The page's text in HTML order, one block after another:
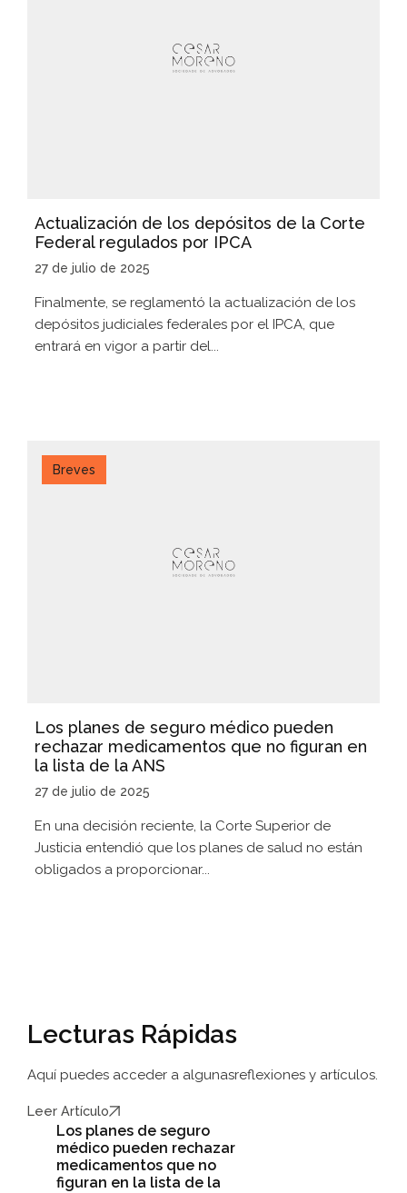
Actualización de los depósitos de la Corte
Federal regulados por IPCA
27 de julio de 2025
Finalmente, se reglamentó la actualización de los
depósitos judiciales federales por el IPCA, que
entrará en vigor a partir del...
Breves
Los planes de seguro médico pueden
rechazar medicamentos que no figuran en
la lista de la ANS
27 de julio de 2025
En una decisión reciente, la Corte Superior de
Justicia entendió que los planes de salud no están
obligados a proporcionar...
Lecturas Rápidas
Aquí puedes acceder a algunasreflexiones y artículos.
Leer Artículo
Los planes de seguro
médico pueden rechazar
medicamentos que no
figuran en la lista de la